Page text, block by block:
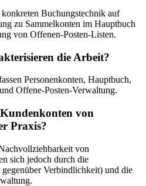
Buchungstechnik auf
zu Sammelkonten im Hauptbuch
von Offenen-Posten-Listen.
die Arbeit?
Personenkonten, Hauptbuch,
Offene-Posten-Verwaltung.
von
Praxis?
von
sich jedoch durch die
Verbindlichkeit) und die